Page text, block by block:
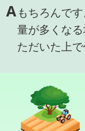
Aもちろんで
量が多くな
ただいた上で